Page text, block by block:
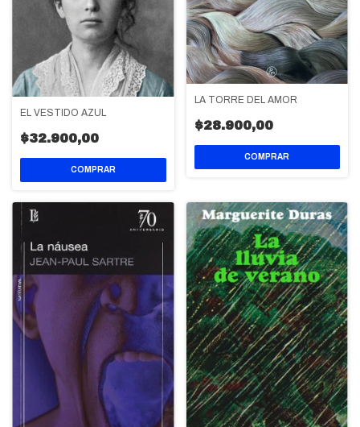
EL VESTIDO AZUL
$32.900,00
LA TORRE DEL AMOR
$28.900,00